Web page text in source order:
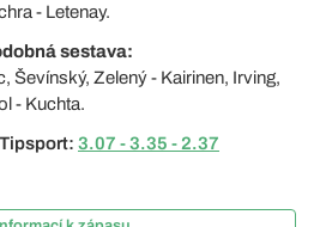
- Letenay.
sestava:
Ševínský, Zelený - Kairinen, Irving,
- Kuchta.
3.07 - 3.35 - 2.37